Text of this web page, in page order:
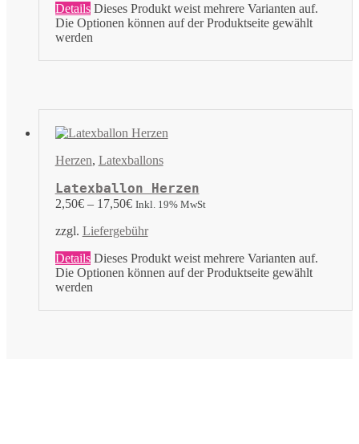
Details Dieses Produkt weist mehrere Varianten auf.
Die Optionen können auf der Produktseite gewählt
werden
Herzen, Latexballons
Latexballon Herzen
2,50€– 17,50€ Inkl. 19% MwSt
zzgl. Liefergebühr
Details Dieses Produkt weist mehrere Varianten auf.
Die Optionen können auf der Produktseite gewählt
werden